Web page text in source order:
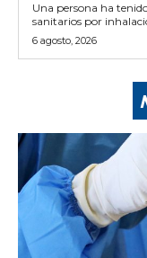
Una persona ha
sanitarios por
6 agosto, 2026